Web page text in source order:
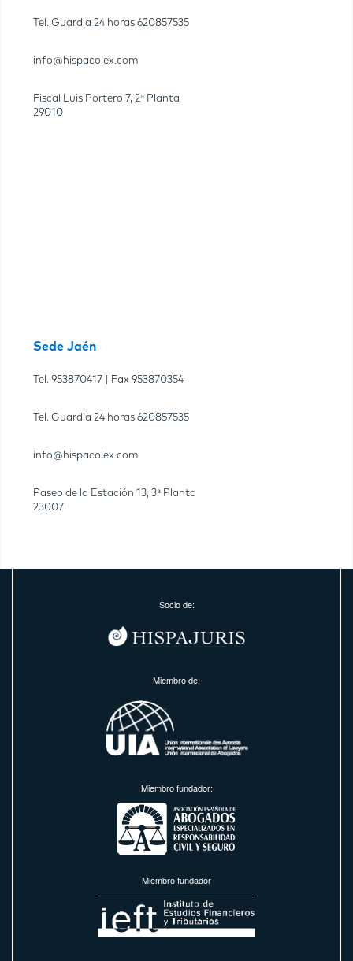
Tel. Guardia 24 horas 620857535
info@hispacolex.com
Fiscal Luis Portero 7, 2ª Planta
29010
Sede Jaén
Tel. 953870417 | Fax 953870354
Tel. Guardia 24 horas 620857535
info@hispacolex.com
Paseo de la Estación 13, 3ª Planta
23007
Socio de:
Miembro de:
Miembro fundador:
Miembro fundador